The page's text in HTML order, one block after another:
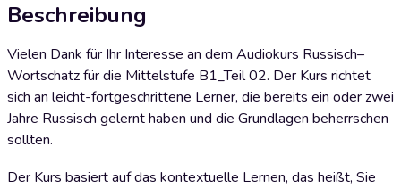
Beschreibung
Vielen Dank für Ihr Interesse an dem Audiokurs Russisch–
Wortschatz für die Mittelstufe B1_Teil 02. Der Kurs richtet
sich an leicht-fortgeschrittene Lerner, die bereits ein oder zwei
Jahre Russisch gelernt haben und die Grundlagen beherrschen
sollten.
Der Kurs basiert auf das kontextuelle Lernen, das heißt, Sie